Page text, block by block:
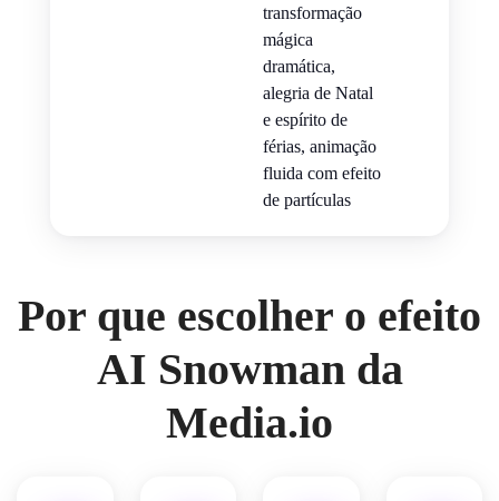
transformação
mágica
dramática,
alegria de Natal
e espírito de
férias, animação
fluida com efeito
de partículas
Por que escolher o efeito
AI Snowman da
Media.io